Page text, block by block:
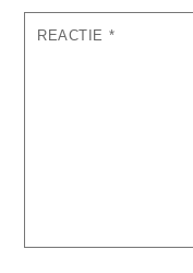
REACTIE *